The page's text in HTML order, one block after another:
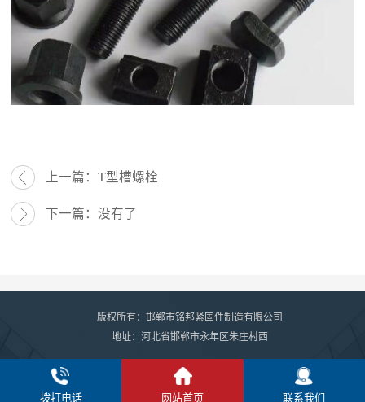
上一篇： T型槽螺栓
下一篇： 没有了
版权所有：邯郸市铭邦紧固件制造有限公司
地址：河北省邯郸市永年区朱庄村西
拨打电话 网站首页 联系我们